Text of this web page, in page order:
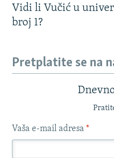
Vidi li Vučić u
broj 1?
Pretplatite se na
Vaša e-mail adresa *